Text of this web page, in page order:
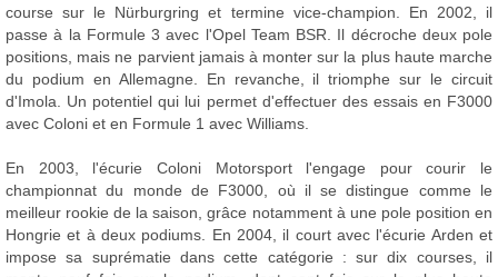
course sur le Nürburgring et termine vice-champion. En 2002, il
passe à la Formule 3 avec l'Opel Team BSR. Il décroche deux pole
positions, mais ne parvient jamais à monter sur la plus haute marche
du podium en Allemagne. En revanche, il triomphe sur le circuit
d'Imola. Un potentiel qui lui permet d'effectuer des essais en F3000
avec Coloni et en Formule 1 avec Williams.
En 2003, l'écurie Coloni Motorsport l'engage pour courir le
championnat du monde de F3000, où il se distingue comme le
meilleur rookie de la saison, grâce notamment à une pole position en
Hongrie et à deux podiums. En 2004, il court avec l'écurie Arden et
impose sa suprématie dans cette catégorie : sur dix courses, il